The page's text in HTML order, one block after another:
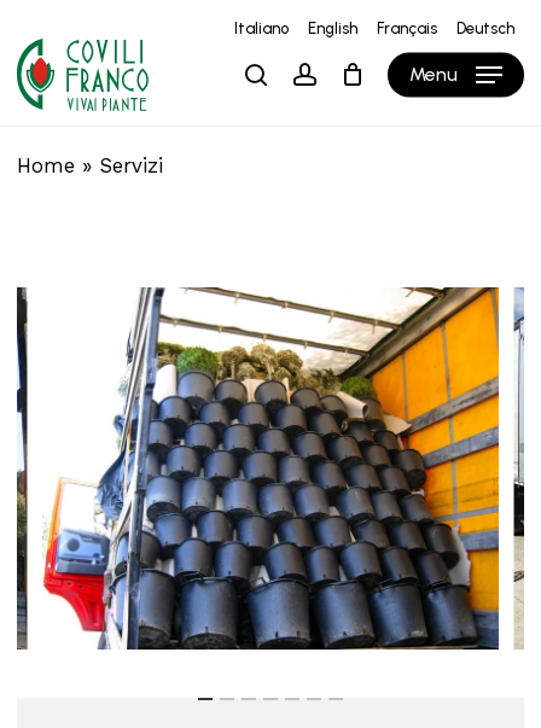
main
content
Italiano English Français Deutsch
searchaccount Menu
Carrello Close
Cart
Home » Servizi